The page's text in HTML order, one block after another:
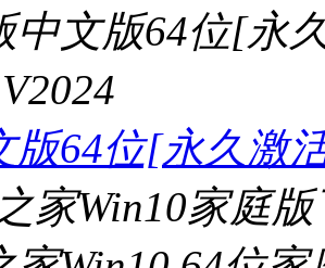
版64位[永久激